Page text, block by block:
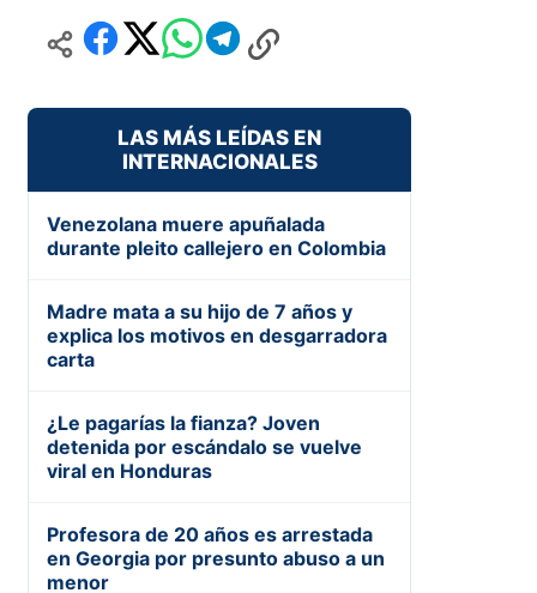
LAS MÁS LEÍDAS EN
INTERNACIONALES
Venezolana muere apuñalada
durante pleito callejero en Colombia
Madre mata a su hijo de 7 años y
explica los motivos en desgarradora
carta
¿Le pagarías la fianza? Joven
detenida por escándalo se vuelve
viral en Honduras
Profesora de 20 años es arrestada
en Georgia por presunto abuso a un
menor